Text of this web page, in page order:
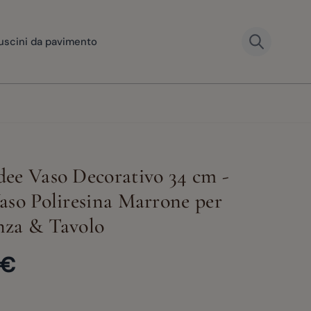
da pavimento
image
View larger imageView larger imageView larger image
Vaso Decorativo 34 cm -
Poliresina Marrone per
& Tavolo